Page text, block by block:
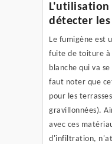
détecter
Le fumigène est
fuite de toiture à
blanche qui va
faut noter que
pour les
gravillonnées).
avec ces
d'infiltration,